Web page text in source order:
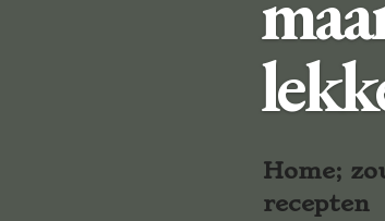
Home;
recepten